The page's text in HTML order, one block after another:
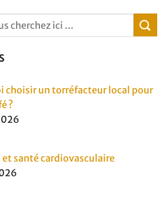
choisir un torréfacteur local pour
?
et santé cardiovasculaire